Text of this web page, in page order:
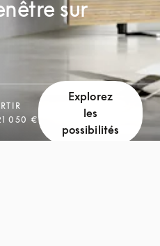
sur
050 €
Explorez
les
possibilités